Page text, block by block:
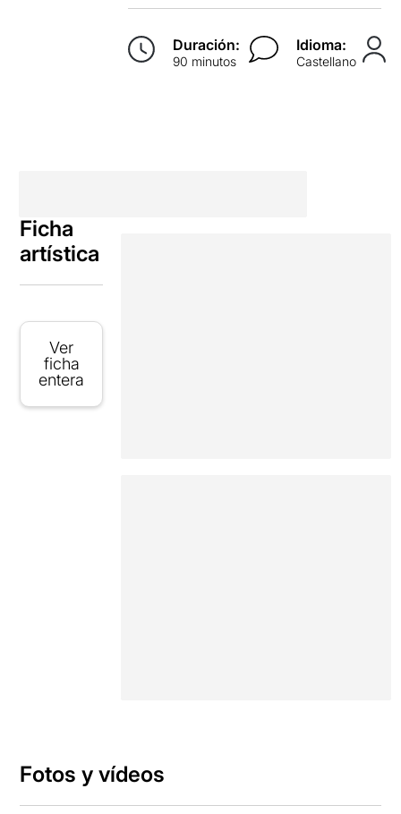
Duración:
90 minutos
Idioma:
Castellano
Ficha
artística
Ver
ficha
entera
Fotos y vídeos